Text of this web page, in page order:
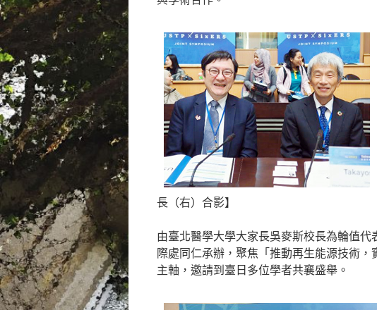
長（右）合影】
由臺北醫學大學大家長吳麥斯校長為輪值
際處同仁承辦，聚焦「推動再生能源技術
主軸，邀請到臺日多位學者共襄盛舉。